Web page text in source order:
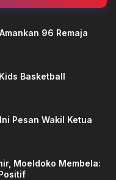
96 Remaja
Basketball
Pesan Wakil Ketua
Moeldoko Membela: